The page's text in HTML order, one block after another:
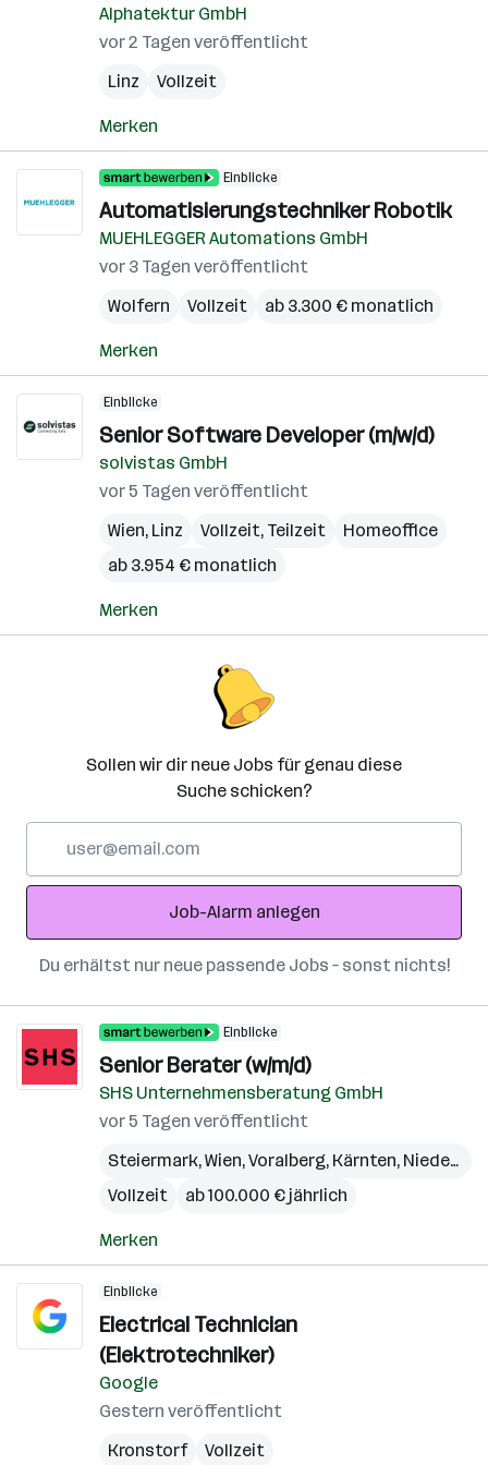
Alphatektur GmbH
vor 2 Tagen veröffentlicht
Linz
Vollzeit
Merken
Einblicke
Automatisierungstechniker Robotik
MUEHLEGGER Automations GmbH
vor 3 Tagen veröffentlicht
Wolfern
Vollzeit ab 3.300 € monatlich
Merken
Einblicke
Senior Software Developer (m/w/d)
solvistas GmbH
vor 5 Tagen veröffentlicht
Wien, Linz Vollzeit, Teilzeit
Homeoffice
ab 3.954 € monatlich
Merken
Sollen wir dir neue Jobs für genau diese
Suche schicken?
Adresse
Job-Alarm anlegen
Du erhältst nur neue passende Jobs – sonst nichts!
Einblicke
Senior Berater (w/m/d)
SHS Unternehmensberatung GmbH
vor 5 Tagen veröffentlicht
Steiermark,Wien,Voralberg, Kärnten, Niederösterreich
Vollzeit
ab 100.000 € jährlich
Merken
Einblicke
Electrical Technician
(Elektrotechniker)
Google
Gestern veröffentlicht
Kronstorf
Vollzeit